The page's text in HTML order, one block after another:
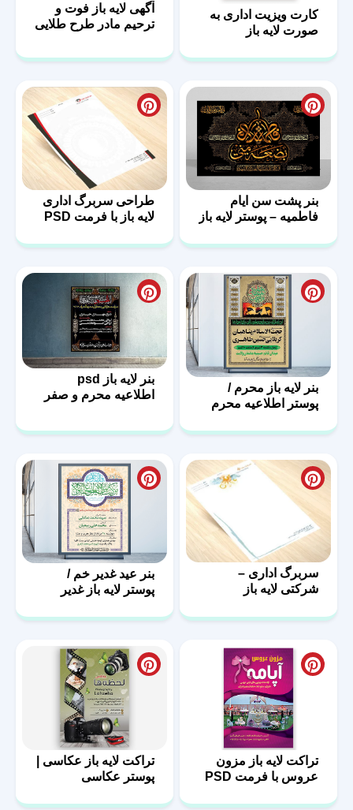
کارت ویزیت اداری به
صورت لایه باز
آگهی لایه باز فوت و
ترحیم مادر طرح طلایی
بنر پشت سن ایام
فاطمیه – پوستر لایه باز
طراحی سربرگ اداری
لایه باز با فرمت PSD
بنر لایه باز محرم /
پوستر اطلاعیه محرم
بنر لایه باز psd
اطلاعیه محرم و صفر
سربرگ اداری –
شرکتی لایه باز
بنر عید غدیر خم /
پوستر لایه باز غدیر
تراکت لایه باز مزون
عروس با فرمت PSD
تراکت لایه باز عکاسی |
پوستر عکاسی